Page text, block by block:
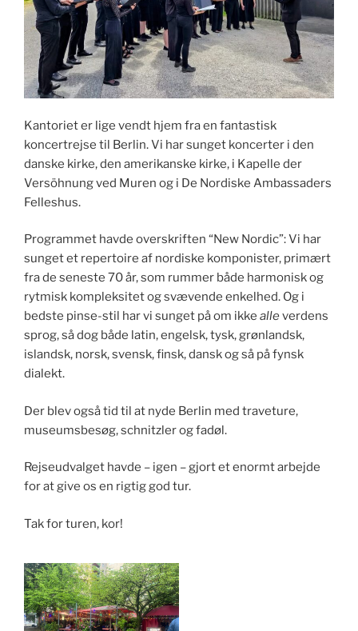
Kantoriet er lige vendt hjem fra en fantastisk
koncertrejse til Berlin. Vi har sunget koncerter i den
danske kirke, den amerikanske kirke, i Kapelle der
Versöhnung ved Muren og i De Nordiske Ambassaders
Felleshus.
Programmet havde overskriften “New Nordic”: Vi har
sunget et repertoire af nordiske komponister, primært
fra de seneste 70 år, som rummer både harmonisk og
rytmisk kompleksitet og svævende enkelhed. Og i
bedste pinse-stil har vi sunget på om ikke alleverdens
sprog, så dog både latin, engelsk, tysk, grønlandsk,
islandsk, norsk, svensk, finsk, dansk og så på fynsk
dialekt.
Der blev også tid til at nyde Berlin med traveture,
museumsbesøg, schnitzler og fadøl.
Rejseudvalget havde – igen – gjort et enormt arbejde
for at give os en rigtig god tur.
Tak for turen, kor!